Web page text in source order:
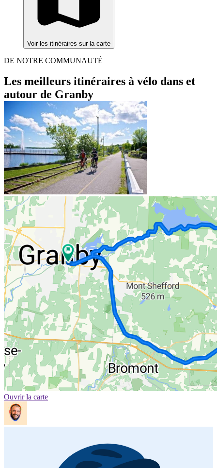
Voir les itinéraires sur la carte
DE NOTRE COMMUNAUTÉ
Les meilleurs itinéraires à vélo dans et
autour de Granby
Ouvrir la carte